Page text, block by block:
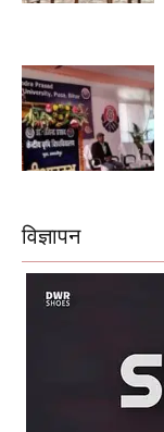
विज्ञापन